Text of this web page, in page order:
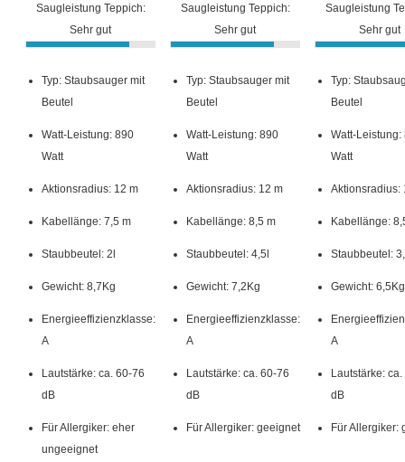
Mit Komfort-Handstück
Staubbehälter Kapazität (ml) 4.500
Zubehör
Zubehör im Lieferumfang
Polsterdüse, Fugendüse,
Energielabel
Durchschnittlicher
28 kWh
Staubemissionsklasse B
Saugleistung Teppich:
Sehr gut
Typ: Staubsauger mit
Beutel
Watt-Leistung: 890
Watt
Akti­ons­ra­dius: 12 m
Kabellänge: 7,5 m
Staub­beutel: 2l
Gewicht: 8,7Kg
Energieeffizienzklasse:
A
Lautstärke: ca. 60-76
dB
Für Allergiker: eher
ungeeignet
Saugleistung Teppich:
Sehr gut
Typ: Staubsauger mit
Beutel
Watt-Leistung: 890
Watt
Akti­ons­ra­dius: 12 m
Kabellänge: 8,5 m
Staub­beutel: 4,5l
Gewicht: 7,2Kg
Energieeffizienzklasse:
A
Lautstärke: ca. 60-76
dB
Für Allergiker: geeignet
Saugleistung
Sehr gut
Typ:
Beutel
Watt-Leistung:
Watt
Akti­ons­ra­dius:
Kabellänge:
Staub­beutel:
Gewicht: 6,5Kg
A
Lautstärke:
dB
Für Allergiker: